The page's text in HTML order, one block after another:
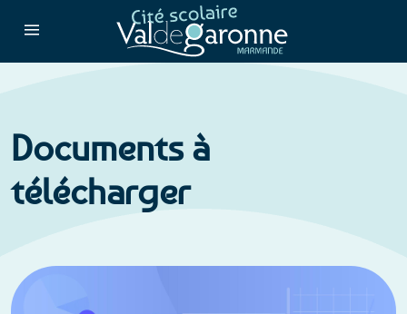
Documents à
télécharger